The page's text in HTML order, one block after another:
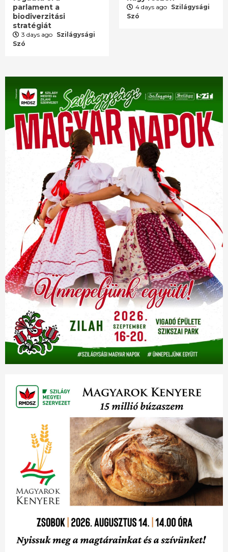
parlament a
biodiverzitási
stratégiát
3 days ago Szilágysági
Szó
4 days ago Szilágysági
Szó